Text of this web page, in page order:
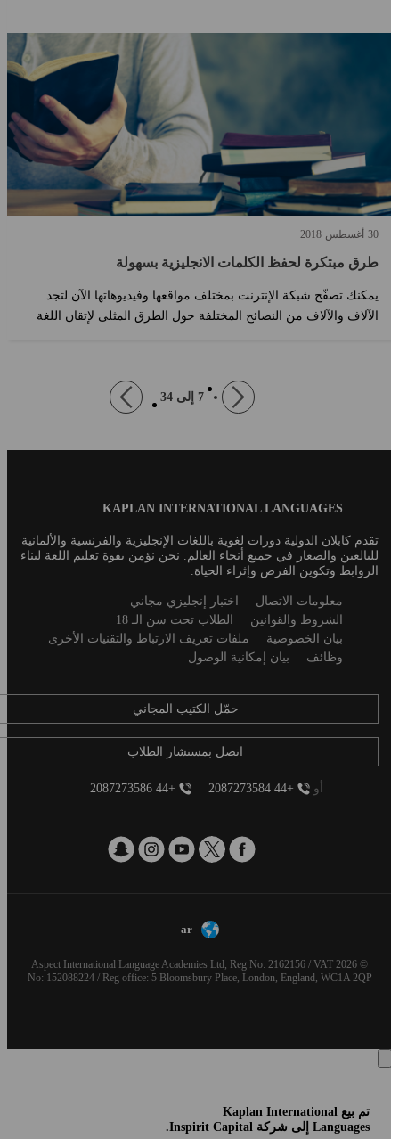
30 أغسطس 2018
طرق مبتكرة لحفظ الكلمات الانجليزية بسهولة
يمكنك تصفّح شبكة الإنترنت بمختلف مواقعها وفيديوهاتها الآن لتجد
الآلاف والآلاف من النصائح المختلفة حول الطرق المثلى لإتقان اللغة
Pagination
Previous
page
Next
page
KAPLAN INTERNATIONAL LANGUAGES
تقدم كابلان الدولية دورات لغوية باللغات الإنجليزية والفرنسية والألمانية
للبالغين والصغار في جميع أنحاء العالم. نحن نؤمن بقوة تعليم اللغة لبناء
الروابط وتكوين الفرص وإثراء الحياة.
Secondaryمعلومات الاتصال
اختبار إنجليزي مجاني
الشروط والقوانين
الطلاب تحت سن الـ 18
بيان الخصوصية
ملفات تعريف الارتباط والتقنيات الأخرى
وظائف
بيان إمكانية الوصول
حمّل الكتيب المجاني
اتصل بمستشار الطلاب
+44 2087273584
+44 2087273586
ar
© 2026 Aspect International Language Academies Ltd, Reg No: 2162156 / VAT
No: 152088224 / Reg office: 5 Bloomsbury Place, London, England, WC1A 2QP
تم بيع Kaplan International
Languages إلى شركة Inspirit Capital.